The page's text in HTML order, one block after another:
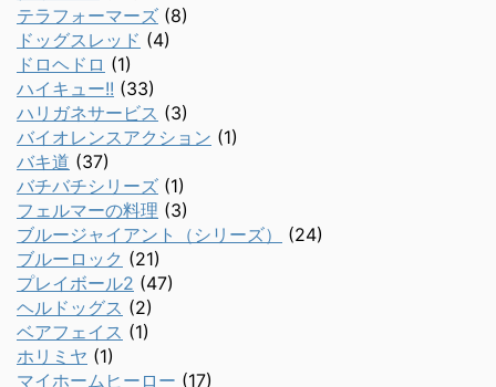
テラフォーマーズ (8)
ドッグスレッド (4)
ドロヘドロ (1)
ハイキュー!! (33)
ハリガネサービス (3)
バイオレンスアクション (1)
バキ道 (37)
バチバチシリーズ (1)
フェルマーの料理 (3)
ブルージャイアント（シリーズ）
(24)
ブルーロック (21)
プレイボール2 (47)
ヘルドッグス (2)
ベアフェイス (1)
ホリミヤ (1)
マイホームヒーロー (17)